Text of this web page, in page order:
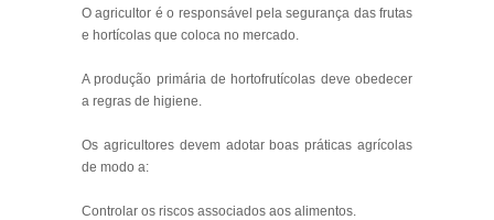
O agricultor é o responsável pela segurança das frutas
e hortícolas que coloca no mercado.
A produção primária de hortofrutícolas deve obedecer
a regras de higiene.
Os agricultores devem adotar boas práticas agrícolas
de modo a:
Controlar os riscos associados aos alimentos.